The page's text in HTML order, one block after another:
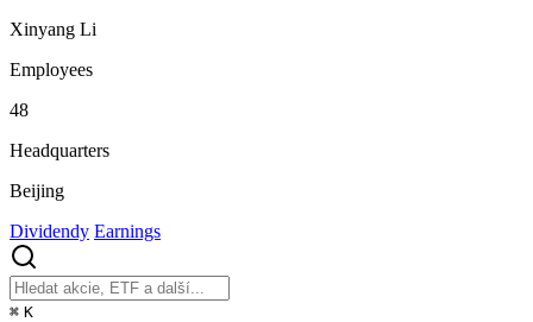
Xinyang Li
Employees
48
Headquarters
Beijing
Dividendy Earnings
⌘ K